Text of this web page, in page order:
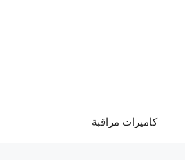
كاميرات مراقبة